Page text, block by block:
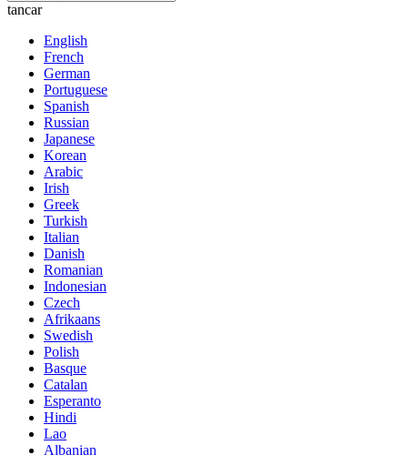
tancar
English
French
German
Portuguese
Spanish
Russian
Japanese
Korean
Arabic
Irish
Greek
Turkish
Italian
Danish
Romanian
Indonesian
Czech
Afrikaans
Swedish
Polish
Basque
Catalan
Esperanto
Hindi
Lao
Albanian